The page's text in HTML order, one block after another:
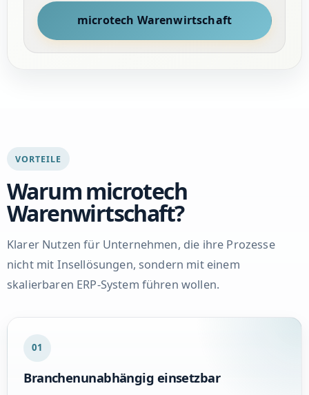
microtech Warenwirtschaft
VORTEILE
Warum microtech
Warenwirtschaft?
Klarer Nutzen für Unternehmen, die ihre Prozesse
nicht mit Insellösungen, sondern mit einem
skalierbaren ERP-System führen wollen.
01
Branchenunabhängig einsetzbar